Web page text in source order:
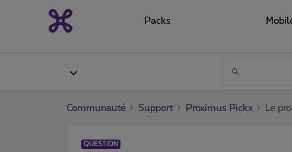
Packs
Communauté Support Proximus Pickx Le
QUESTION